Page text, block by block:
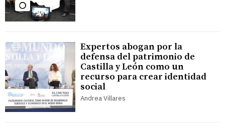
Expertos abogan por la
defensa del patrimonio de
Castilla y León como un
recurso para crear identidad
social
Andrea Villares